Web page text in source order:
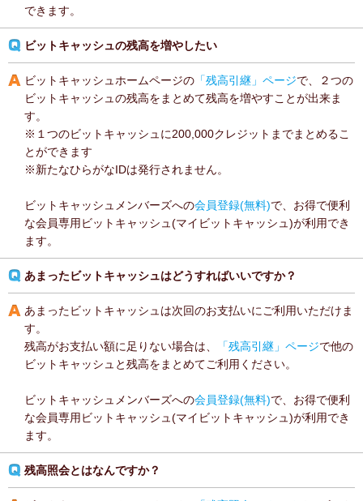
できます。
ビットキャッシュの残高を増やしたい
ビットキャッシュホームページの 「残高引継」ページで、２つの
ビットキャッシュの残高をまとめて残高を増やすことが出来ま
す。
※１つのビットキャッシュに200,000クレジットまでまとめるこ
とができます
※新たなひらがなIDは発行されません。
ビットキャッシュメンバーズへの会員登録(無料)で、お得で便利
な会員専用ビットキャッシュ(マイビットキャッシュ)が利用でき
ます。
あまったビットキャッシュはどうすればいいですか？
あまったビットキャッシュは次回のお支払いにご利用いただけま
す。
残高がお支払い額に足りない場合は、
「残高引継」ページで他の
ビットキャッシュと残高をまとめてご利用ください。
ビットキャッシュメンバーズへの会員登録(無料)で、お得で便利
な会員専用ビットキャッシュ(マイビットキャッシュ)が利用でき
ます。
残高照会とはなんですか？